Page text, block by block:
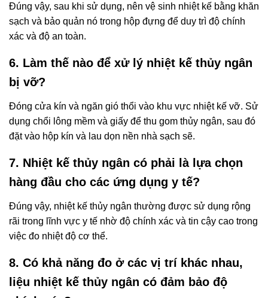
Đúng vậy, sau khi sử dụng, nên vệ sinh nhiệt kế bằng khăn
sạch và bảo quản nó trong hộp đựng để duy trì độ chính
xác và độ an toàn.
6. Làm thế nào để xử lý nhiệt kế thủy ngân
bị vỡ?
Đóng cửa kín và ngăn gió thổi vào khu vực nhiệt kế vỡ. Sử
dụng chổi lông mềm và giấy để thu gom thủy ngân, sau đó
đặt vào hộp kín và lau dọn nền nhà sạch sẽ.
7. Nhiệt kế thủy ngân có phải là lựa chọn
hàng đầu cho các ứng dụng y tế?
Đúng vậy, nhiệt kế thủy ngân thường được sử dụng rộng
rãi trong lĩnh vực y tế nhờ độ chính xác và tin cậy cao trong
việc đo nhiệt độ cơ thể.
8. Có khả năng đo ở các vị trí khác nhau,
liệu nhiệt kế thủy ngân có đảm bảo độ